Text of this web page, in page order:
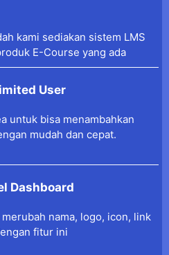
kami sediakan sistem LMS
E-Course yang ada
User
untuk bisa menambahkan
mudah dan cepat.
Dashboard
nama, logo, icon, link
fitur ini